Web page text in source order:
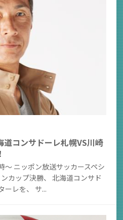
コンサドーレ札幌VS川崎
～ ニッポン放送サッカースペシ
カップ決勝、 北海道コンサド
レを、 サ...